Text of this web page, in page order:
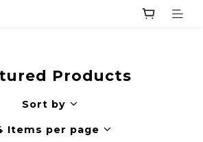
Products
Sort by
Items per page